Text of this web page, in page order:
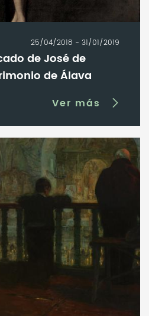
25/04/2018 - 31/01/2019
de José de
de Álava
Ver más